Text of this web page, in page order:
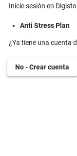
Inicie sesión en
Anti Stress Plan
¿Ya tiene una cuenta
No - Crear cuenta